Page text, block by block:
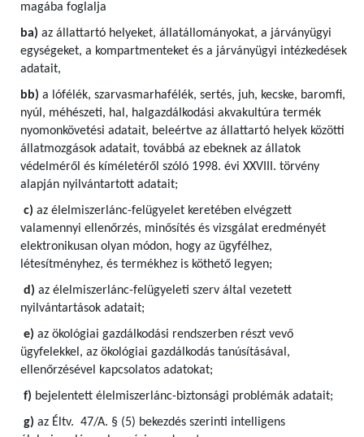
magába foglalja
ba) az állattartó helyeket, állatállományokat, a járványügyi
egységeket, a kompartmenteket és a járványügyi intézkedések
adatait,
bb) a lófélék, szarvasmarhafélék, sertés, juh, kecske, baromfi,
nyúl, méhészeti, hal, halgazdálkodási akvakultúra termék
nyomonkövetési adatait, beleértve az állattartó helyek közötti
állatmozgások adatait, továbbá az ebeknek az állatok
védelméről és kíméletéről szóló 1998. évi XXVIII. törvény
alapján nyilvántartott adatait;
c) az élelmiszerlánc-felügyelet keretében elvégzett
valamennyi ellenőrzés, minősítés és vizsgálat eredményét
elektronikusan olyan módon, hogy az ügyfélhez,
létesítményhez, és termékhez is köthető legyen;
d) az élelmiszerlánc-felügyeleti szerv által vezetett
nyilvántartások adatait;
e) az ökológiai gazdálkodási rendszerben részt vevő
ügyfelekkel, az ökológiai gazdálkodás tanúsításával,
ellenőrzésével kapcsolatos adatokat;
f) bejelentett élelmiszerlánc-biztonsági problémák adatait;
g) az Éltv. 47/A. § (5) bekezdés szerinti intelligens